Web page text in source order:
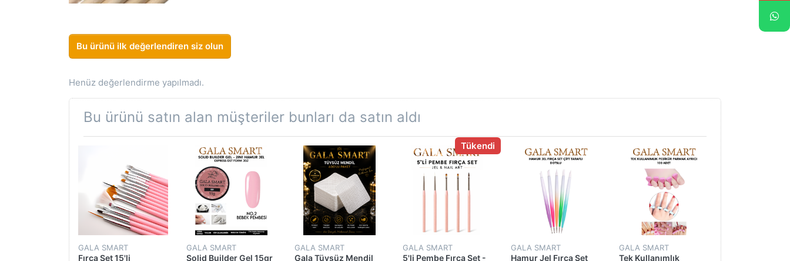
Bu ürünü ilk değerlendiren siz olun
Henüz değerlendirme yapılmadı.
Bu ürünü satın alan müşteriler bunları da satın aldı
GALA SMART
Fırça Set 15'li
GALA SMART
Solid Builder Gel 15gr
GALA SMART
Gala Tüysüz Mendil
GALA SMART
5'li Pembe Fırça Set -
Tükendi
GALA SMART
Hamur Jel Fırça Set
GALA SMART
Tek Kullanımlık